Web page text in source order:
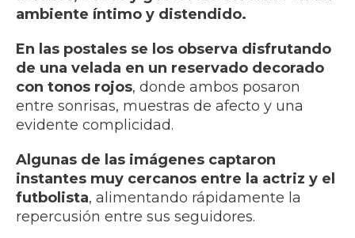
ambiente íntimo y distendido.
En las postales se los observa disfrutando
de una velada en un reservado decorado
con tonos rojos, donde ambos posaron
entre sonrisas, muestras de afecto y una
evidente complicidad.
Algunas de las imágenes captaron
instantes muy cercanos entre la actriz y el
futbolista, alimentando rápidamente la
repercusión entre sus seguidores.